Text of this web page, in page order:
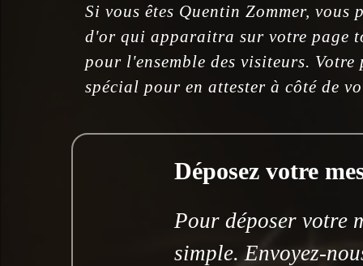
Si vous êtes Quentin Zommer, vous
d'or qui apparaitra sur votre page
pour l'ensemble des visiteurs.
spécial pour en attester à côté de
Déposez votre
Pour déposer votre
simple. Envoyez-